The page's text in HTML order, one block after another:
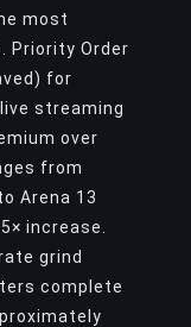
most
Priority Order
for
streaming
over
from
Arena 13
increase.
grind
complete